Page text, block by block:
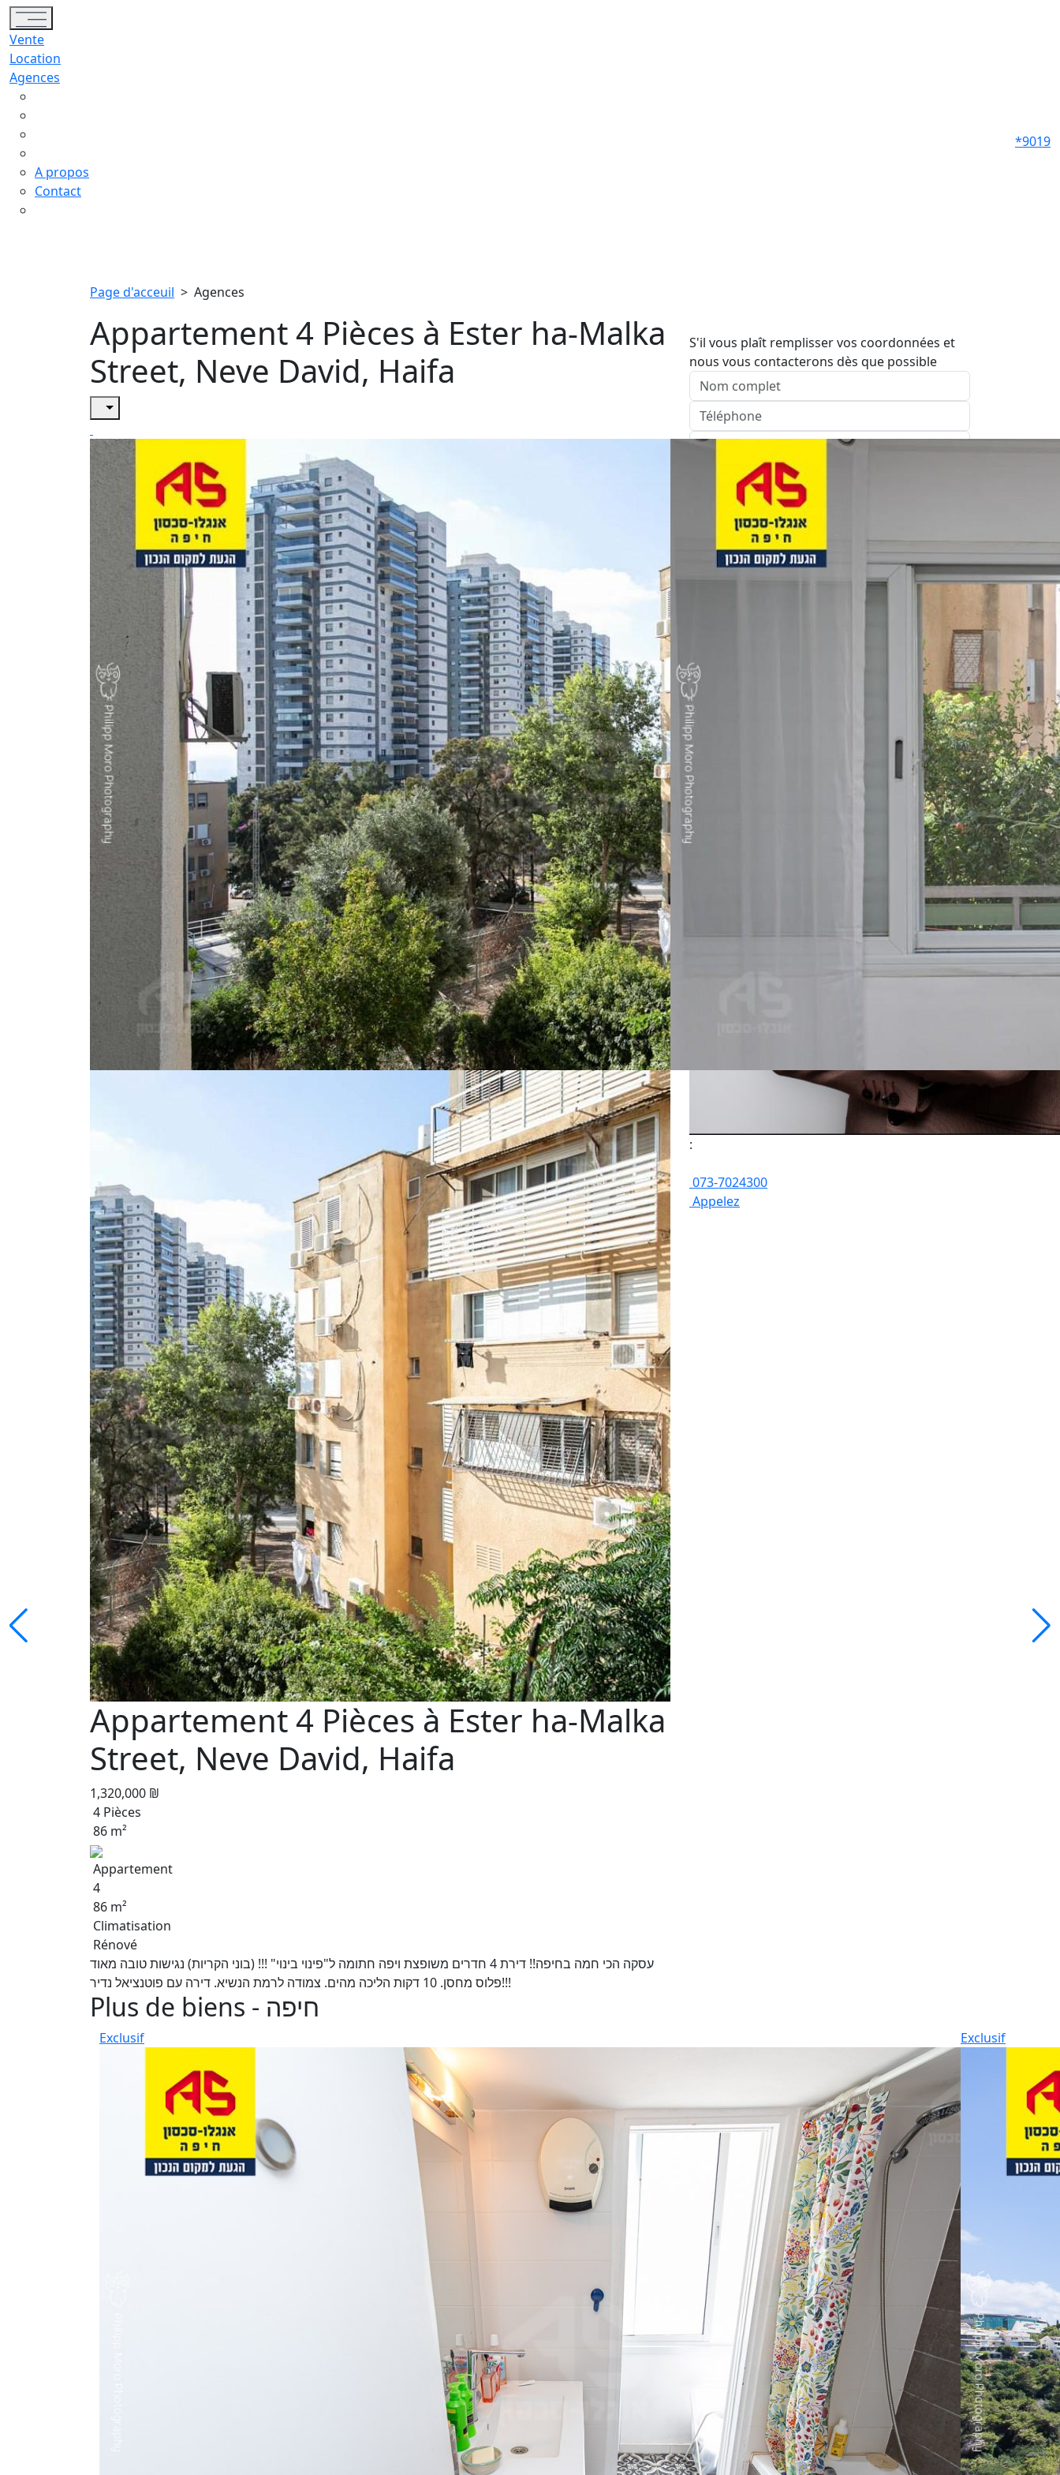
Toggle navigation
Vente
Location
Agences
A propos
Contact
*9019
Page d'acceuil > Agences
Appartement 4 Pièces à Ester ha-Malka
Street, Neve David, Haifa
Appartement 4 Pièces à Ester ha-Malka
Street, Neve David, Haifa
1,320,000 ₪
4 Pièces
86 m²
Appartement
4
86 m²
Climatisation
Rénové
עסקה הכי חמה בחיפה!! דירת 4 חדרים משופצת ויפה חתומה ל"פינוי בינוי" !!! (בוני הקריות) נגישות טובה מאוד
פלוס מחסן. 10 דקות הליכה מהים. צמודה לרמת הנשיא. דירה עם פוטנציאל נדיר!!!
S'il vous plaît remplisser vos coordonnées et
nous vous contacterons dès que possible
Envoyer
:
073-7024300
Appelez
Plus de biens - חיפה
Exclusif Exclusif